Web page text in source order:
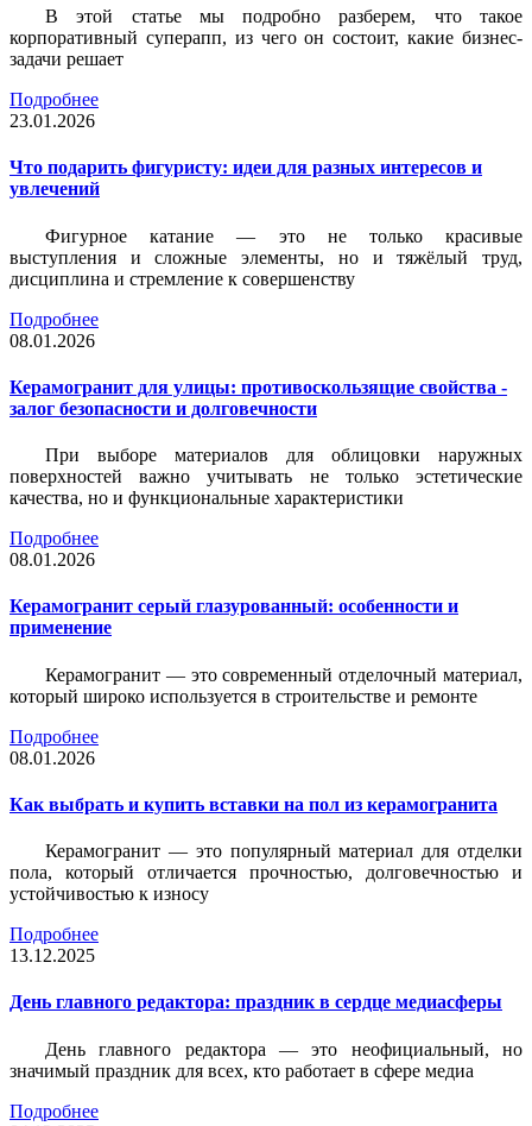
В этой статье мы подробно разберем, что такое
корпоративный суперапп, из чего он состоит, какие бизнес-
задачи решает
Подробнее
23.01.2026
Что подарить фигуристу: идеи для разных интересов и
увлечений
Фигурное катание — это не только красивые
выступления и сложные элементы, но и тяжёлый труд,
дисциплина и стремление к совершенству
Подробнее
08.01.2026
Керамогранит для улицы: противоскользящие свойства -
залог безопасности и долговечности
При выборе материалов для облицовки наружных
поверхностей важно учитывать не только эстетические
качества, но и функциональные характеристики
Подробнее
08.01.2026
Керамогранит серый глазурованный: особенности и
применение
Керамогранит — это современный отделочный материал,
который широко используется в строительстве и ремонте
Подробнее
08.01.2026
Как выбрать и купить вставки на пол из керамогранита
Керамогранит — это популярный материал для отделки
пола, который отличается прочностью, долговечностью и
устойчивостью к износу
Подробнее
13.12.2025
День главного редактора: праздник в сердце медиасферы
День главного редактора — это неофициальный, но
значимый праздник для всех, кто работает в сфере медиа
Подробнее